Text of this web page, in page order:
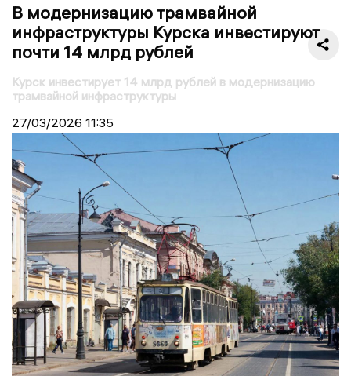
В модернизацию трамвайной
инфраструктуры Курска инвестируют
почти 14 млрд рублей
Курск инвестирует 14 млрд рублей в модернизацию
трамвайной инфраструктуры
27/03/2026 11:35